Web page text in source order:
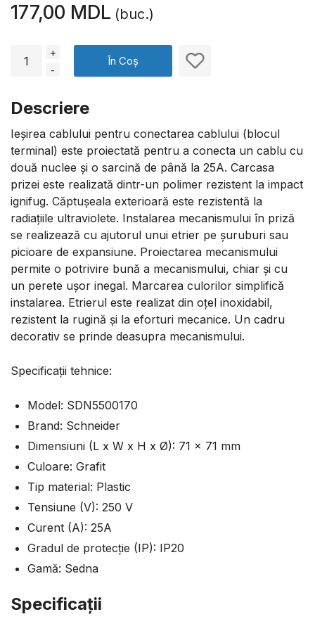
177,00 MDL (buc.)
+
-
În Coș
Descriere
Ieșirea cablului pentru conectarea cablului (blocul
terminal) este proiectată pentru a conecta un cablu cu
două nuclee și o sarcină de până la 25A. Carcasa
prizei este realizată dintr-un polimer rezistent la impact
ignifug. Căptușeala exterioară este rezistentă la
radiațiile ultraviolete. Instalarea mecanismului în priză
se realizează cu ajutorul unui etrier pe șuruburi sau
picioare de expansiune. Proiectarea mecanismului
permite o potrivire bună a mecanismului, chiar și cu
un perete ușor inegal. Marcarea culorilor simplifică
instalarea. Etrierul este realizat din oțel inoxidabil,
rezistent la rugină și la eforturi mecanice. Un cadru
decorativ se prinde deasupra mecanismului.
Specificații tehnice:
Model: SDN5500170
Brand: Schneider
Dimensiuni (L x W x H x Ø): 71 x 71 mm
Culoare: Grafit
Tip material: Plastic
Tensiune (V): 250 V
Curent (A): 25A
Gradul de protecţie (IP): IP20
Gamă: Sedna
Specificaţii